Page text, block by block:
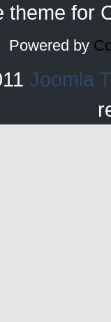
theme for
Powered by
Joomla